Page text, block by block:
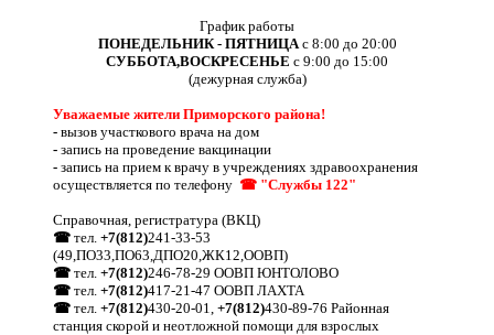
График работы
ПОНЕДЕЛЬНИК - ПЯТНИЦА с 8:00 до 20:00
СУББОТА,ВОСКРЕСЕНЬЕ с 9:00 до 15:00
(дежурная служба)
Уважаемые жители Приморского района!
- вызов участкового врача на дом
- запись на проведение вакцинации
- запись на прием к врачу в учреждениях здравоохранения
осуществляется по телефону ☎ "Службы 122"
Справочная, регистратура (ВКЦ)
☎ тел. +7(812)241-33-53
(49,ПО33,ПО63,ДПО20,ЖК12,ООВП)
☎ тел. +7(812)246-78-29 ООВП ЮНТОЛОВО
☎ тел. +7(812)417-21-47 ООВП ЛАХТА
☎ тел. +7(812)430-20-01, +7(812)430-89-76 Районная
станция скорой и неотложной помощи для взрослых